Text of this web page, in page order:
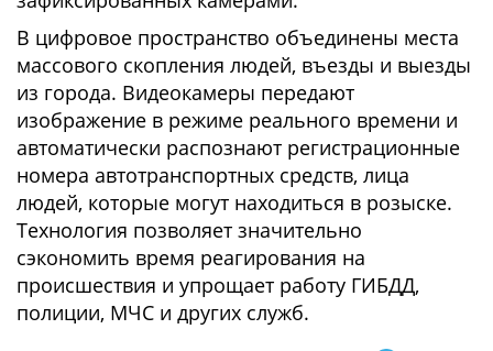
В цифровое пространство объединены места
массового скопления людей, въезды и выезды
из города. Видеокамеры передают
изображение в режиме реального времени и
автоматически распознают регистрационные
номера автотранспортных средств, лица
людей, которые могут находиться в розыске.
Технология позволяет значительно
сэкономить время реагирования на
происшествия и упрощает работу ГИБДД,
полиции, МЧС и других служб.